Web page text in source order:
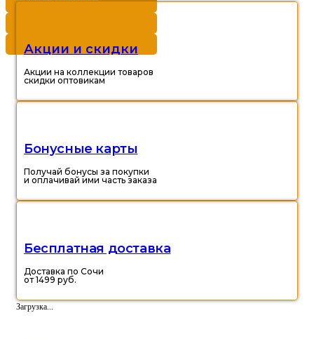
Акции и скидки
Акции на коллекции товаров
скидки оптовикам
Бонусные карты
Получай бонусы за покупки
и оплачивай ими часть заказа
Бесплатная доставка
Доставка по Сочи
от 1499 руб.
Загрузка...